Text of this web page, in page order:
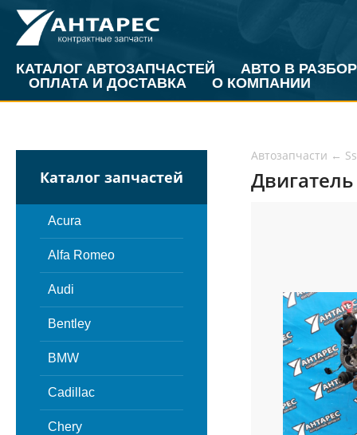
КАТАЛОГ АВТОЗАПЧАСТЕЙ
АВТО В РАЗБОР
ОПЛАТА И ДОСТАВКА
О КОМПАНИИ
Каталог запчастей
Acura
Alfa Romeo
Audi
Bentley
BMW
Cadillac
Chery
Автозапчасти ←
Двигатель